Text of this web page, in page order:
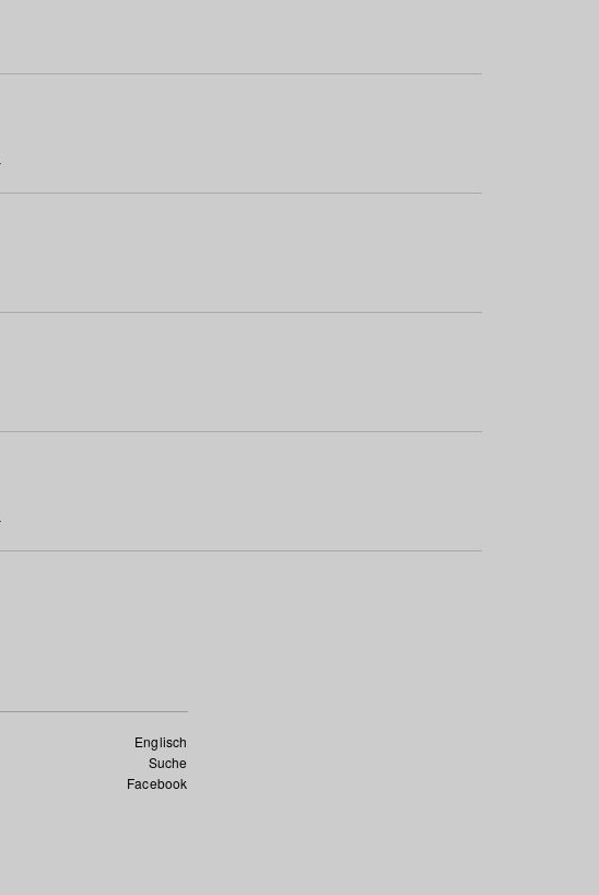
Englisch
Suche
Facebook